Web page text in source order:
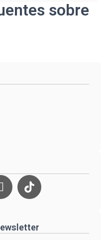
sobre